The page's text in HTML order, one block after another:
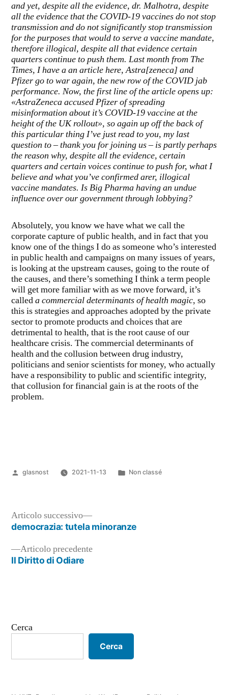
and yet, despite all the evidence, dr. Malhotra, despite
all the evidence that the COVID-19 vaccines do not stop
transmission and do not significantly stop transmission
for the purposes that would to serve a vaccine mandate,
therefore illogical, despite all that evidence certain
quarters continue to push them. Last month from The
Times, I have a an article here, Astra[zeneca] and
Pfizer go to war again, the new row of the COVID jab
performance. Now, the first line of the article opens up:
«AstraZeneca accused Pfizer of spreading
misinformation about it’s COVID-19 vaccine at the
height of the UK rollout», so again up off the back of
this particular thing I’ve just read to you, my last
question to – thank you for joining us – is partly perhaps
the reason why, despite all the evidence, certain
quarters and certain voices continue to push for, what I
believe and what you’ve confirmed arer, illogical
vaccine mandates. Is Big Pharma having an undue
influence over our government through lobbying?
Absolutely, you know we have what we call the
corporate capture of public health, and in fact that you
know one of the things I do as someone who’s interested
in public health and campaigns on many issues of years,
is looking at the upstream causes, going to the route of
the causes, and there’s something I think a term people
will get more familiar with as we move forward, it’s
calleda commercial determinants of health magic, so
this is strategies and approaches adopted by the private
sector to promote products and choices that are
detrimental to health, that is the root cause of our
healthcare crisis. The commercial determinants of
health and the collusion between drug industry,
politicians and senior scientists for money, who actually
have a responsibility to public and scientific integrity,
that collusion for financial gain is at the roots of the
problem.
Pubblicato
glasnost 2021-11-13
Pubblicato
Non classé
Navigazione
articoli
Articolo precedenteArticolo
Il Diritto di Odiare
Articolo successivo
Articolo
successivo:
democrazia: tutela minoranze
Cerca
Cerca